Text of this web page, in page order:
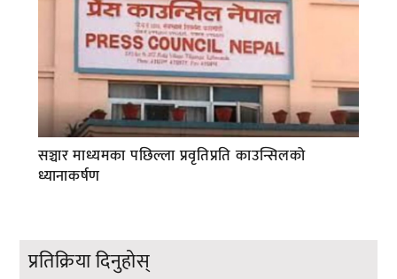
सञ्चार माध्यमका पछिल्ला प्रवृतिप्रति काउन्सिलको
ध्यानाकर्षण
प्रतिक्रिया दिनुहोस्